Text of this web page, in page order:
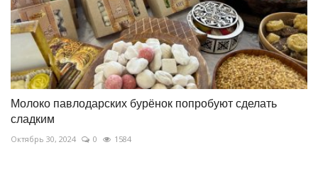
Молоко павлодарских бурёнок попробуют сделать
сладким
Октябрь 30, 2024 0 1584